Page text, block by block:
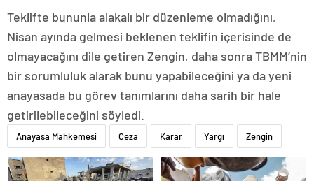
Teklifte bununla alakalı bir düzenleme olmadığını,
Nisan ayında gelmesi beklenen teklifin içerisinde de
olmayacağını dile getiren Zengin, daha sonra TBMM’nin
bir sorumluluk alarak bunu yapabileceğini ya da yeni
anayasada bu görev tanımlarını daha sarih bir hale
getirilebileceğini söyledi.
Anayasa Mahkemesi Ceza Karar Yargı Zengin